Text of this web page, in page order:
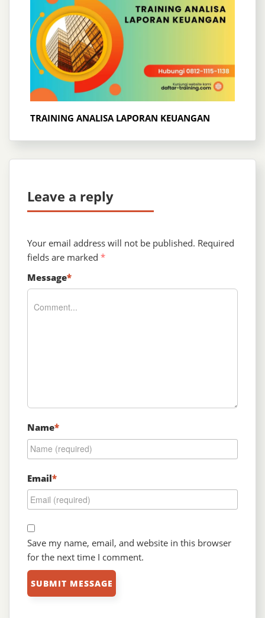
TRAINING ANALISA LAPORAN KEUANGAN
Leave a reply
Your email address will not be published. Required
fields are marked *
Message*
Name*
Email*
Save my name, email, and website in this browser
for the next time I comment.